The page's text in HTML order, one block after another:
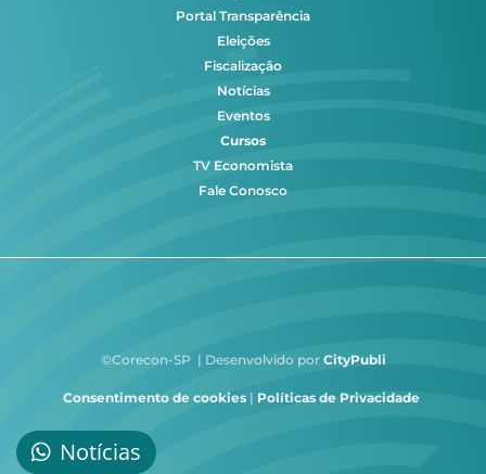
Portal Transparência
Eleições
Fiscalização
Notícias
Eventos
Cursos
TV Economista
Fale Conosco
©Corecon-SP | Desenvolvido por CityPubli
Consentimento de cookies | Políticas de Privacidade
Notícias